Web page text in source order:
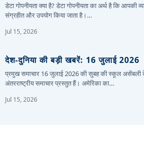
डेटा गोपनीयता क्या है? डेटा गोपनीयता का अर्थ है कि आपकी
संग्रहीत और उपयोग किया जाता है।…
Jul 15, 2026
देश-दुनिया की बड़ी खबरें: 16 जुलाई 2026
प्रमुख समाचार 16 जुलाई 2026 की सुबह की स्कूल असेंबली
अंतरराष्ट्रीय समाचार प्रस्तुत हैं। अमेरिका का…
Jul 15, 2026